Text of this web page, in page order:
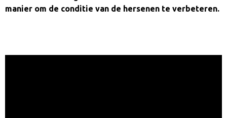
manier om de conditie van de hersenen te verbeteren.